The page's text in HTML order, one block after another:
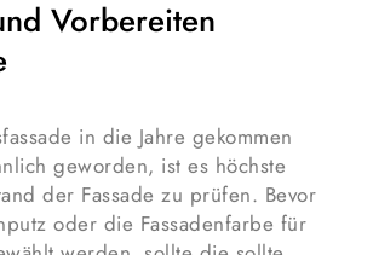
Vorbereiten
in die Jahre gekommen
geworden, ist es höchste
der Fassade zu prüfen. Bevor
oder die Fassadenfarbe für